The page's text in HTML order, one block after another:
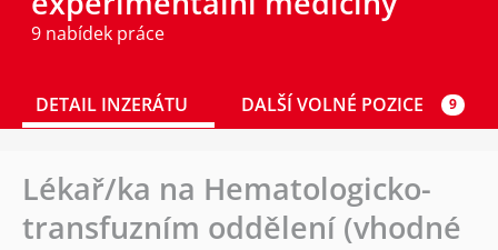
9 nabídek práce
DETAIL INZERÁTU DALŠÍ VOLNÉ POZICE 9
Lékař/ka na Hematologicko-
transfuzním oddělení (vhodné